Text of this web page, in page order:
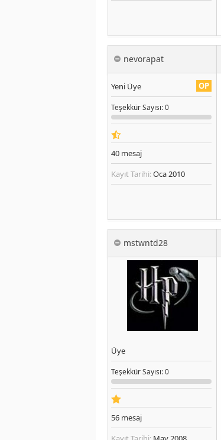
nevorapat
OP
Yeni Üye
TeşekkürSayısı: 0
40 mesaj
Kayıt Tarihi:Oca 2010
mstwntd28
Üye
TeşekkürSayısı: 0
56 mesaj